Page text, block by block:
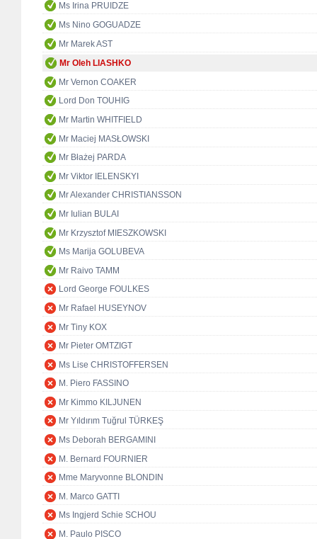
Ms Irina PRUIDZE
Ms Nino GOGUADZE
Mr Marek AST
Mr Oleh LIASHKO
Mr Vernon COAKER
Lord Don TOUHIG
Mr Martin WHITFIELD
Mr Maciej MASŁOWSKI
Mr Błażej PARDA
Mr Viktor IELENSKYI
Mr Alexander CHRISTIANSSON
Mr Iulian BULAI
Mr Krzysztof MIESZKOWSKI
Ms Marija GOLUBEVA
Mr Raivo TAMM
Lord George FOULKES
Mr Rafael HUSEYNOV
Mr Tiny KOX
Mr Pieter OMTZIGT
Ms Lise CHRISTOFFERSEN
M. Piero FASSINO
Mr Kimmo KILJUNEN
Mr Yıldırım Tuğrul TÜRKEŞ
Ms Deborah BERGAMINI
M. Bernard FOURNIER
Mme Maryvonne BLONDIN
M. Marco GATTI
Ms Ingjerd Schie SCHOU
M. Paulo PISCO